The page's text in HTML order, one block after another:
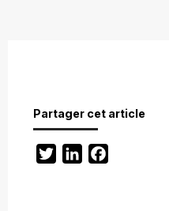
Partager cet article
TwitterLinkedIn